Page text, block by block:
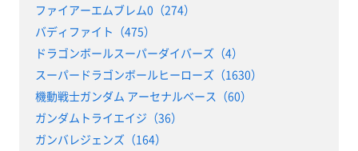
ファイアーエムブレム0（274）
バディファイト（475）
ドラゴンボールスーパーダイバーズ（4）
スーパードラゴンボールヒーローズ（1630）
機動戦士ガンダム アーセナルベース（60）
ガンダムトライエイジ（36）
ガンバレジェンズ（164）